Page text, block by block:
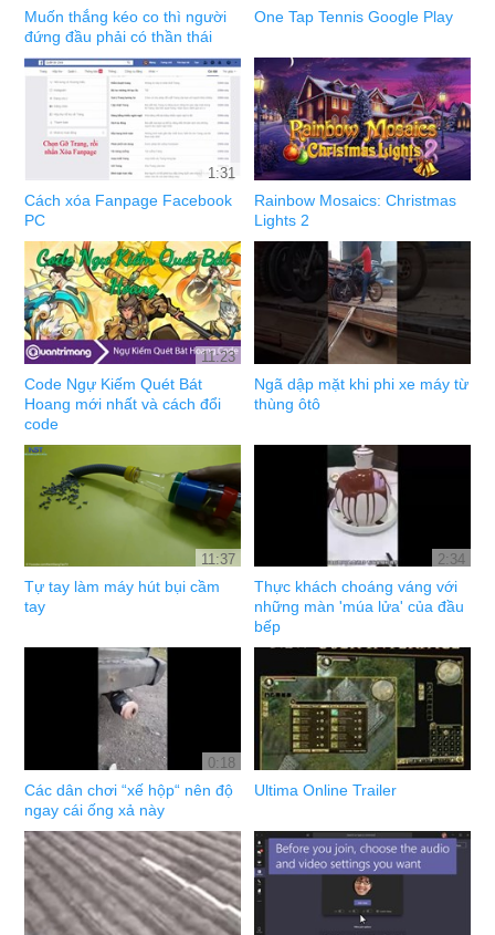
Muốn thắng kéo co thì người
đứng đầu phải có thần thái
One Tap Tennis Google Play
1:31
Cách xóa Fanpage Facebook
PC
Rainbow Mosaics: Christmas
Lights 2
11:23
Code Ngự Kiếm Quét Bát
Hoang mới nhất và cách đổi
code
Ngã dập mặt khi phi xe máy từ
thùng ôtô
11:37
Tự tay làm máy hút bụi cầm
tay
2:34
Thực khách choáng váng với
những màn 'múa lửa' của đầu
bếp
0:18
Các dân chơi “xế hộp“ nên độ
ngay cái ống xả này
Ultima Online Trailer